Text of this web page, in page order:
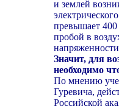
и землей
превышает 400
пробой в
Значит, для
необходимо
По мнению
Гуревича,
Российской